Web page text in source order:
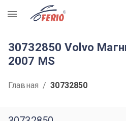
R
30732850 Volvo
2007 MS
Главная / 30732850